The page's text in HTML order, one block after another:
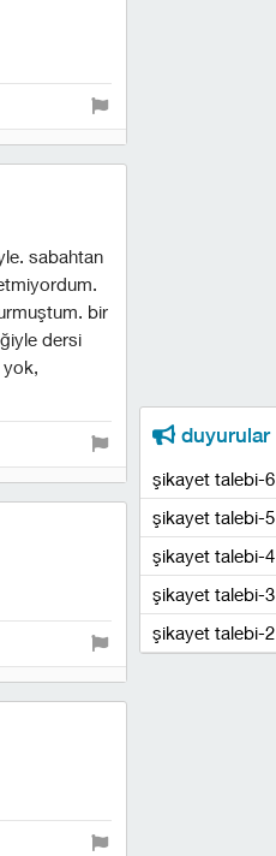
sabahtan
bir
dersi
yok,
duyurular
şikayet talebi-6
şikayet talebi-5
şikayet talebi-4
şikayet talebi-3
şikayet talebi-2